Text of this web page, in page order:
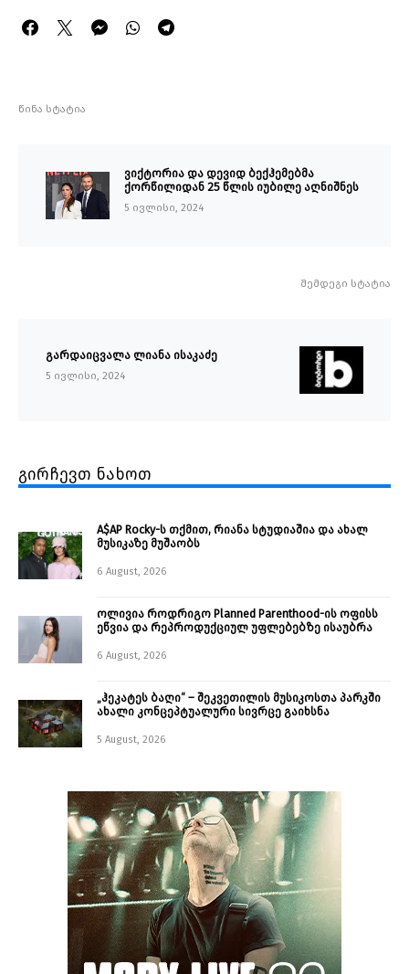
წინა სტატია
ვიქტორია და დევიდ ბექჰემებმა
ქორწილიდან 25 წლის იუბილე აღნიშნეს
5 ივლისი, 2024
შემდეგი სტატია
გარდაიცვალა ლიანა ისაკაძე
5 ივლისი, 2024
გირჩევთ ნახოთ
A$AP Rocky-ს თქმით, რიანა სტუდიაშია და ახალ
მუსიკაზე მუშაობს
6 August, 2026
ოლივია როდრიგო Planned Parenthood-ის ოფისს
ეწვია და რეპროდუქციულ უფლებებზე ისაუბრა
6 August, 2026
„ჰეკატეს ბაღი“ – შეკვეთილის მუსიკოსთა პარკში
ახალი კონცეპტუალური სივრცე გაიხსნა ￼
5 August, 2026